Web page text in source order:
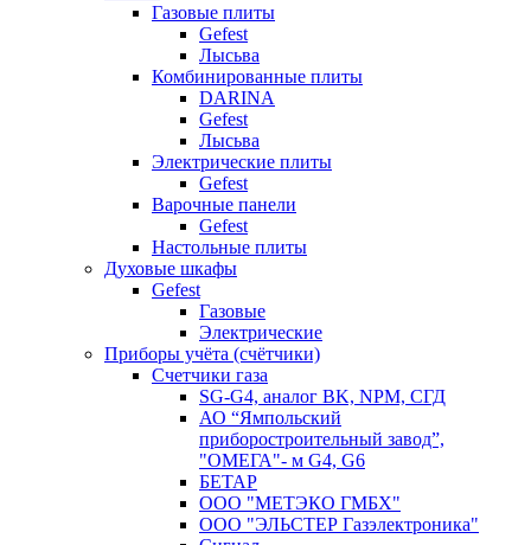
Газовые плиты
Gefest
Лысьва
Комбинированные плиты
DARINA
Gefest
Лысьва
Электрические плиты
Gefest
Варочные панели
Gefest
Настольные плиты
Духовые шкафы
Gefest
Газовые
Электрические
Приборы учёта (счётчики)
Счетчики газа
SG-G4, аналог BK, NPM, СГД
АО “Ямпольский
приборостроительный завод”,
"ОМЕГА"- м G4, G6
БЕТАР
ООО "МЕТЭКО ГМБХ"
ООО "ЭЛЬСТЕР Газэлектроника"